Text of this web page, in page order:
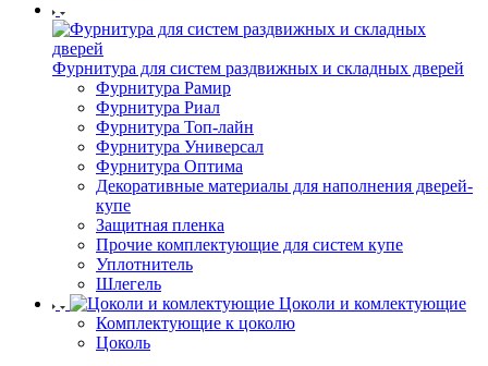
Фурнитура для систем раздвижных и складных дверей
Фурнитура Рамир
Фурнитура Риал
Фурнитура Топ-лайн
Фурнитура Универсал
Фурнитура Оптима
Декоративные материалы для наполнения дверей-
купе
Защитная пленка
Прочие комплектующие для систем купе
Уплотнитель
Шлегель
Цоколи и комлектующие
Комплектующие к цоколю
Цоколь